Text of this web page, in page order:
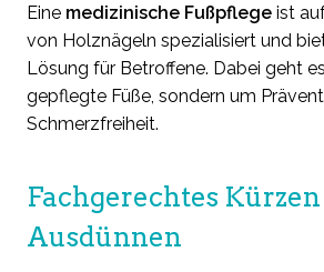
Eine medizinische Fußpflege ist
von Holznägeln spezialisiert und
Lösung für Betroffene. Dabei geht
gepflegte Füße, sondern um
Schmerzfreiheit.
Fachgerechtes
Ausdünnen